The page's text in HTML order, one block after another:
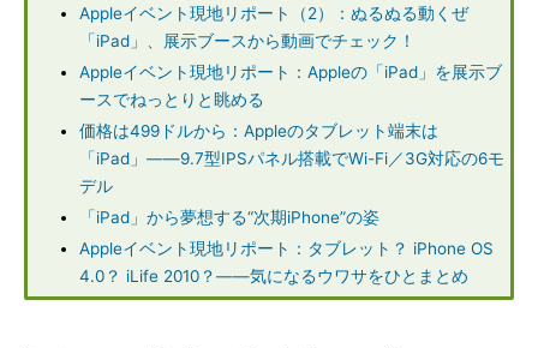
Appleイベント現地リポート（2）：ぬるぬる動くぜ
「iPad」、展示ブースから動画でチェック！
Appleイベント現地リポート：Appleの「iPad」を展示ブ
ースでねっとりと眺める
価格は499ドルから：Appleのタブレット端末は
「iPad」――9.7型IPSパネル搭載でWi-Fi／3G対応の6モ
デル
「iPad」から夢想する“次期iPhone”の姿
Appleイベント現地リポート：タブレット？ iPhone OS
4.0？ iLife 2010？――気になるウワサをひとまとめ